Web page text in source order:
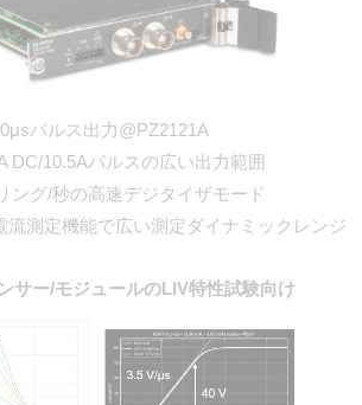
パルス出力@PZ2121A
DC/10.5Aパルスの広い出力範囲
ング/秒の高速デジタイザモード
流測定機能で広い測定ダイナミックレンジ
サー/モジュールのLIV特性試験向け